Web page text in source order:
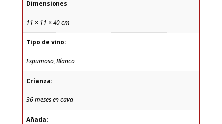
Dimensiones
11 × 11 × 40 cm
Tipo de vino:
Espumoso, Blanco
Crianza:
36 meses en cava
Añada: